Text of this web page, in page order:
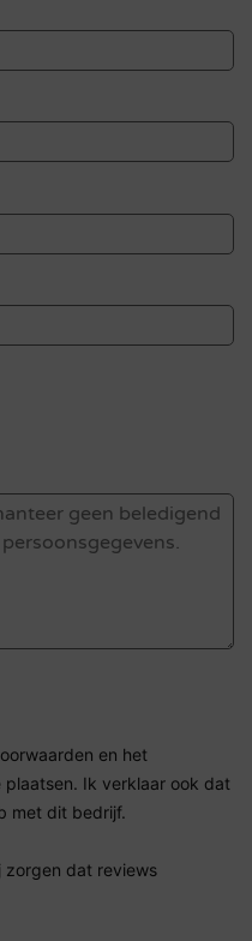
en het
Ik verklaar ook dat
met dit bedrijf.
zorgen dat reviews